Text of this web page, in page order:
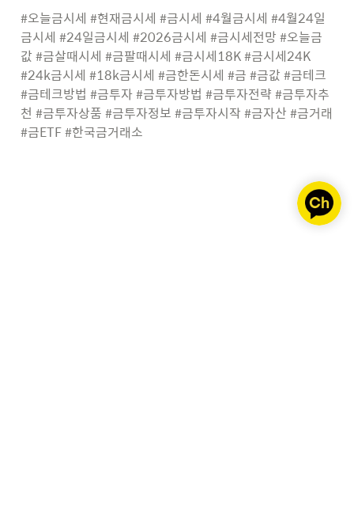
다. ■ AI가 알려주는 스마트 금융 레
슨 경제와 투자에 대한 복잡한 정보는
이제 그만! AI를 활용한 쉬운 경제 레
슨과 투자 상식으로 누구나 현명한 투
자자가 될 수 있습니다. ■ 포인트로
시작하는 새로운 금융 습관 소액으로
도 금과 명품에 손쉽게 투자하여…
#오늘금시세 #현재금시세 #금시세 #4월금시세 #4월24일
금시세 #24일금시세 #2026금시세 #금시세전망 #오늘금
값 #금살때시세 #금팔때시세 #금시세18K #금시세24K
#24k금시세 #18k금시세 #금한돈시세 #금 #금값 #금테크
#금테크방법 #금투자 #금투자방법 #금투자전략 #금투자추
천 #금투자상품 #금투자정보 #금투자시작 #금자산 #금거래
#금ETF #한국금거래소